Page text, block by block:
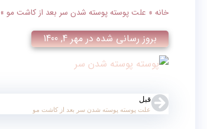
خانه » علت پوسته پوسته شدن سر بعد از کاشت مو »
بروز رسانی شده درمهر 4, 1400
قبل
علت پوسته پوسته شدن سر بعد از کاشت مو